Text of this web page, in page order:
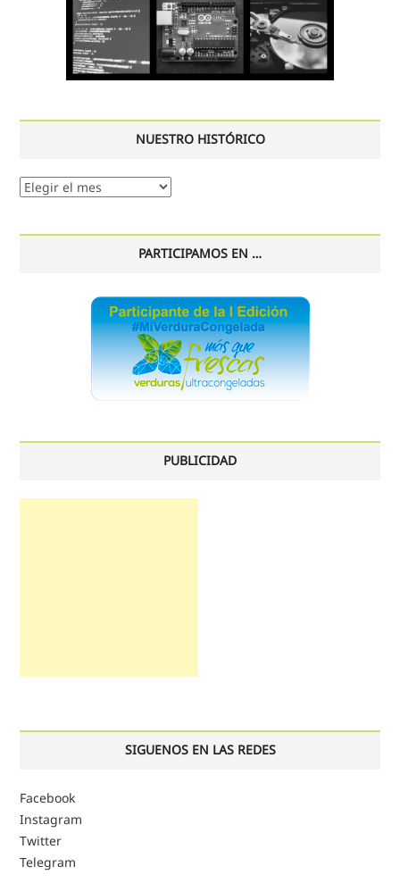
NUESTRO HISTÓRICO
Nuestro
PARTICIPAMOS EN …
PUBLICIDAD
SIGUENOS EN LAS REDES
Facebook
Instagram
Twitter
Telegram